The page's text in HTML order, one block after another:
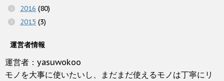
2016 (80)
2015 (3)
運営者情報
運営者：yasuwokoo
モノを大事に使いたいし、まだまだ使えるモノは丁寧にリ